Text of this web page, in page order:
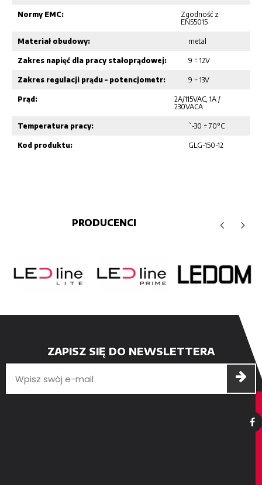
Normy EMC:
Zgodność z
EN55015
Materiał obudowy: metal
Zakres napięć dla pracy stałoprądowej: 9 ÷ 12V
Zakres regulacji prądu – potencjometr: 9 ÷ 13V
Prąd:
2A/115VAC, 1A /
230VACA
Temperatura pracy: `-30 ÷ 70°C
Kod produktu: GLG-150-12
PRODUCENCI
ZAPISZ SIĘ DO NEWSLETTERA